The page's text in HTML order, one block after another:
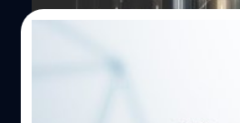
Bluebik ประกาศปิดดีล เ